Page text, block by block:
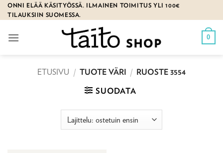
Skip
to
ONNI ELÄÄ KÄSITYÖSSÄ. ILMAINEN TOIMITUS YLI 100€
TILAUKSIIN SUOMESSA.
0
ETUSIVU / TUOTE VÄRI / RUOSTE 3554
SUODATA